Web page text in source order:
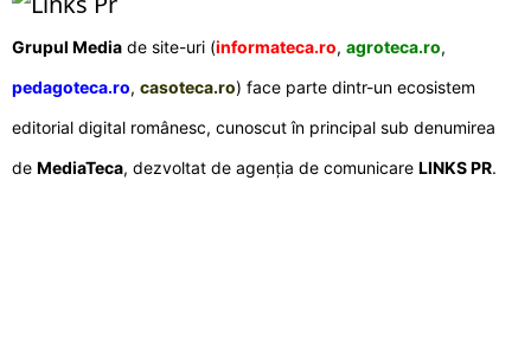
Grupul Media de site-uri (informateca.ro, agroteca.ro,
pedagoteca.ro, casoteca.ro) face parte dintr-un ecosistem
editorial digital românesc, cunoscut în principal sub denumirea
de MediaTeca, dezvoltat de agenția de comunicare LINKS PR.